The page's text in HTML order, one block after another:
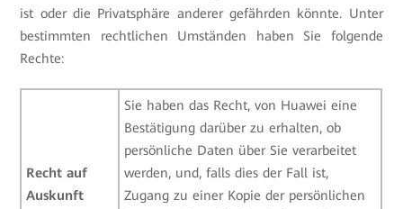
ist oder die Privatsphäre anderer gefährden könnte. Unter
bestimmten rechtlichen Umständen haben Sie folgende
Rechte:
Recht auf
Auskunft
Sie haben das Recht, von Huawei eine
Bestätigung darüber zu erhalten, ob
persönliche Daten über Sie verarbeitet
werden, und, falls dies der Fall ist,
Zugang zu einer Kopie der persönlichen